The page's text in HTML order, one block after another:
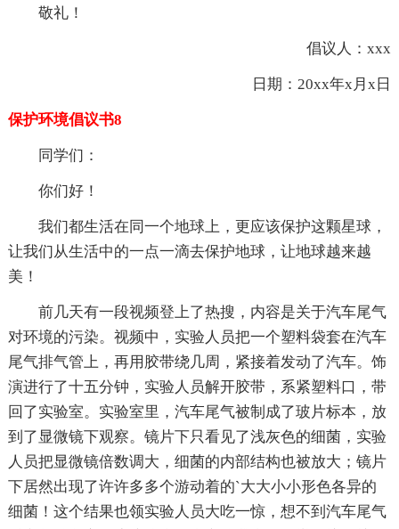
敬礼！
倡议人：xxx
日期：20xx年x月x日
保护环境倡议书8
同学们：
你们好！
我们都生活在同一个地球上，更应该保护这颗星球，
让我们从生活中的一点一滴去保护地球，让地球越来越
美！
前几天有一段视频登上了热搜，内容是关于汽车尾气
对环境的污染。视频中，实验人员把一个塑料袋套在汽车
尾气排气管上，再用胶带绕几周，紧接着发动了汽车。饰
演进行了十五分钟，实验人员解开胶带，系紧塑料口，带
回了实验室。实验室里，汽车尾气被制成了玻片标本，放
到了显微镜下观察。镜片下只看见了浅灰色的细菌，实验
人员把显微镜倍数调大，细菌的内部结构也被放大；镜片
下居然出现了许许多多个游动着的`大大小小形色各异的
细菌！这个结果也领实验人员大吃一惊，想不到汽车尾气